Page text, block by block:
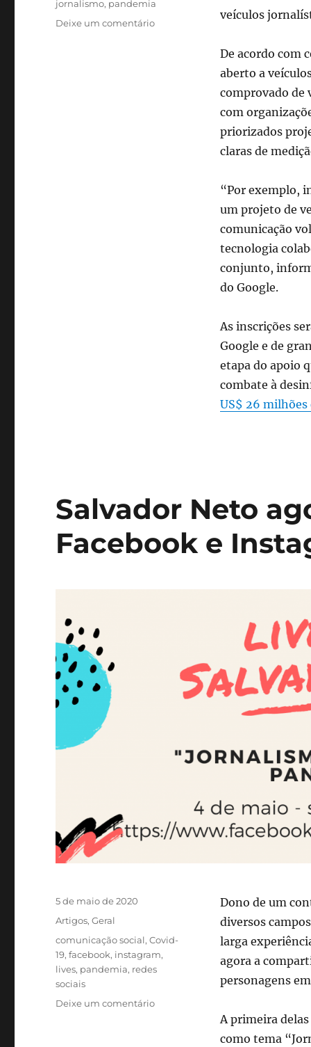
veículos
De acordo com
aberto a
comprovado de
com
priorizados
claras de
“Por exemplo,
um projeto de
comunicação
tecnologia
conjunto,
do Google.
As inscrições
Google e de
etapa do apoio
combate à
US$ 26
jornalismo, pandemia
Deixe um comentárioem
desinformação
Salvador Neto
Facebook e
Dono de um
diversos
larga
agora a
personagens
A primeira
como tema
Publicado
em
5 de maio de 2020
Categorias
Artigos,Geral
Tags
comunicação social,Covid-
19,facebook, instagram,
lives, pandemia, redes
sociais
Deixe um comentárioem